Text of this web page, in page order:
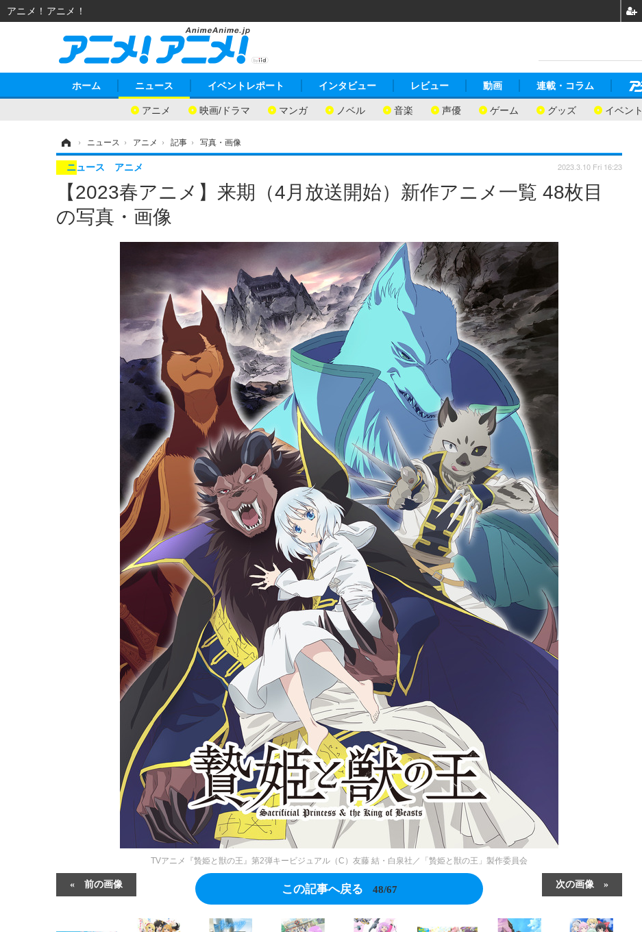
ホーム ニュース
アニメ 映画/ドラマ マンガ ノベル 音楽 声優 ゲーム グッズ イベント
イベントレポート インタビュー レビュー 動画 連載・コラム
› ニュース › アニメ › 記事 › 写真・画像
【2023春アニメ】来期（4月放送開始）新作アニメ一覧 48枚目
の写真・画像
ニュース アニメ 2023.3.10 Fri 16:23
TVアニメ『贄姫と獣の王』第2弾キービジュアル（C）友藤 結・白泉社／「贄姫と獣の王」製作委員会
前の画像 次の画像
この記事へ戻る 48/67
アニメ！アニメ！